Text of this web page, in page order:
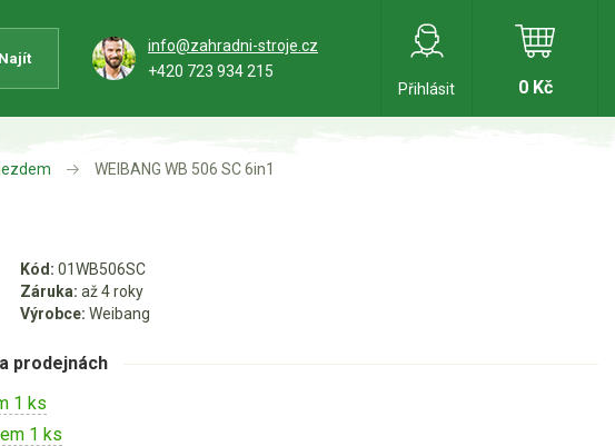
Najít
info@zahradni-stroje.cz
+420 723 934 215
Přihlásit
0 Kč
WEIBANG WB 506 SC 6in1
Kód: 01WB506SC
Záruka: až 4 roky
Výrobce: Weibang
prodejnách
1 ks
1 ks